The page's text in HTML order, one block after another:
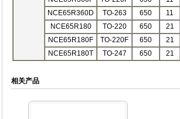
NCE65R360D
TO-263 650 11
NCE65R180
TO-220 650 21
NCE65R180F
TO-220F 650 21
NCE65R180T
TO-247 650 21
相关产品